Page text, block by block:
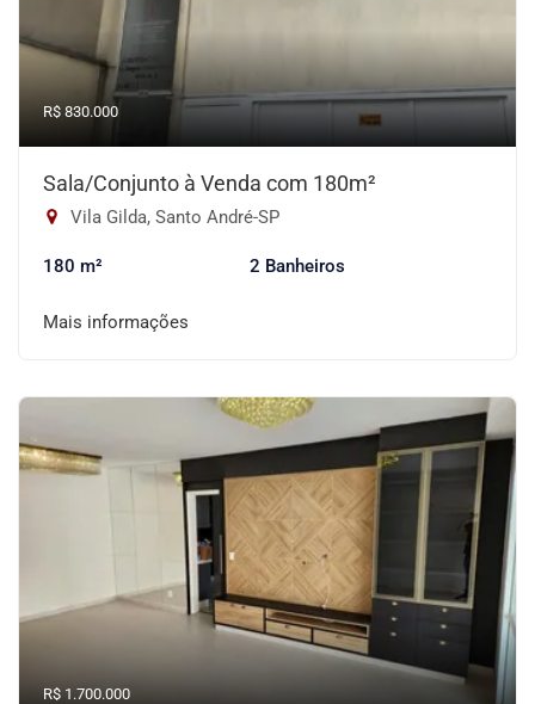
R$ 830.000
Sala/Conjunto à Venda com 180m²
Vila Gilda, Santo André-SP
180 m² 2 Banheiros
Mais informações
R$ 1.700.000